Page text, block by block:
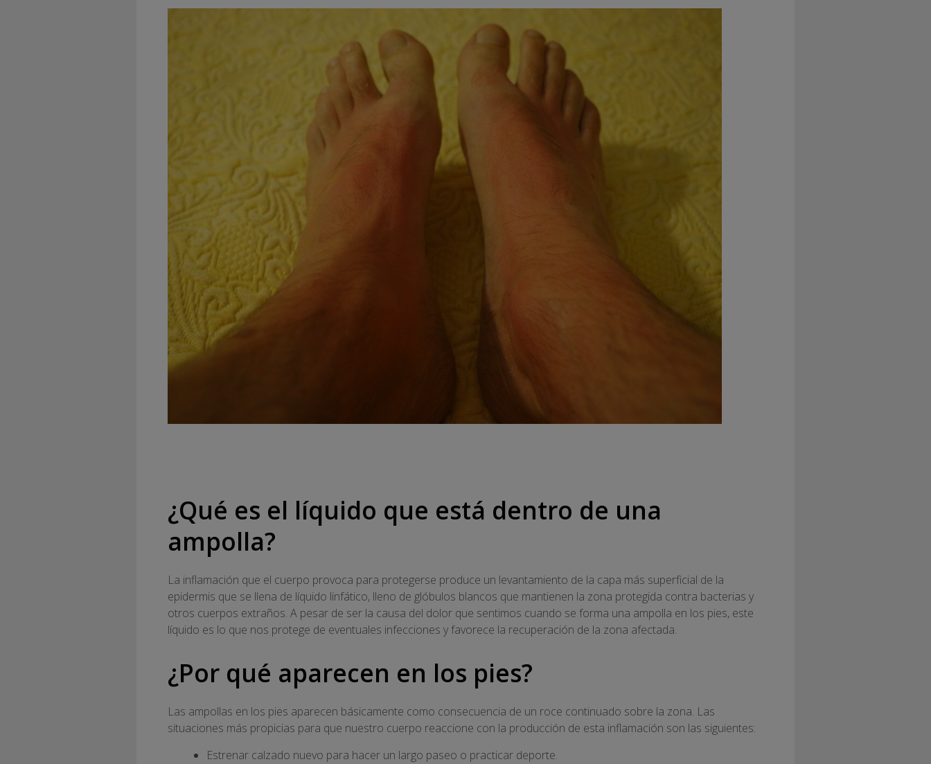
¿Qué es el líquido que está dentro de una
ampolla?
La inflamación que el cuerpo provoca para protegerse produce un levantamiento de la capa más superficial de la
epidermis que se llena de líquido linfático, lleno de glóbulos blancos que mantienen la zona protegida contra bacterias y
otros cuerpos extraños. A pesar de ser la causa del dolor que sentimos cuando se forma una ampolla en los pies, este
líquido es lo que nos protege de eventuales infecciones y favorece la recuperación de la zona afectada.
¿Por qué aparecen en los pies?
Las ampollas en los pies aparecen básicamente como consecuencia de un roce continuado sobre la zona. Las
situaciones más propicias para que nuestro cuerpo reaccione con la producción de esta inflamación son las siguientes:
Estrenar calzado nuevo para hacer un largo paseo o practicar deporte.